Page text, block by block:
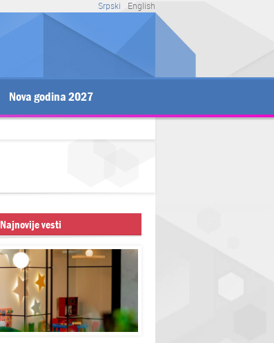
English
Srpski
Nova godina 2027
Najnovije vesti